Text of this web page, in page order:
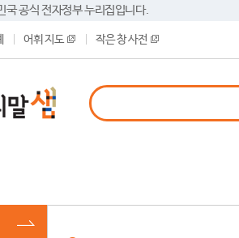
국 공식 전자정부 누리집입니다.
어휘 지도 작은 창 사전